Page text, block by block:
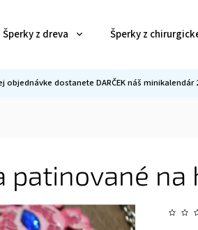
Šperky z dreva Šperky z
objednávke dostanete DARČEK náš minikalendár
patinované na